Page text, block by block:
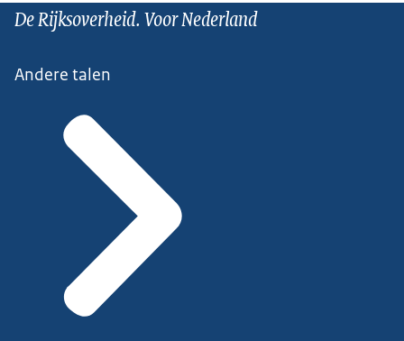
De Rijksoverheid. Voor Nederland
Andere talen